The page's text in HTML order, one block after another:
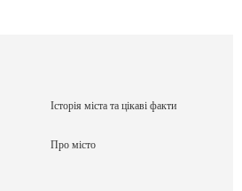
Історія міста та цікаві факти
Про місто